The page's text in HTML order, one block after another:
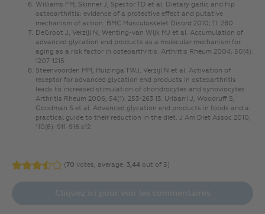
Williams FM, Skinner J, Spector TD et al. Dietary garlic and hip
osteoarthritis: evidence of a protective effect and putative
mechanism of action. BMC Musculoskelet Disord 2010; 11: 280
DeGroot J, Verzijl N, Wenting-van Wijk MJ et al. Accumulation of
advanced glycation end products as a molecular mechanism for
aging as a risk factor in osteoarthritis. Arthritis Rheum 2004; 50(4):
1207-1215
Steenvoorden MM, Huizinga TWJ, Verzijl N et al. Activation of
receptor for advanced glycation end products in osteoarthritis
leads to increased stimulation of chondrocytes and synoviocytes.
Arthritis Rheum 2006; 54(1): 253-263 13. Uribarri J, Woodruff S,
Goodman S et al. Advanced glycation end products in foods and a
practical guide to their reduction in the diet. J Am Diet Assoc 2010;
110(6): 911-916.e12
(70 votes, average: 3,44 out of 5)